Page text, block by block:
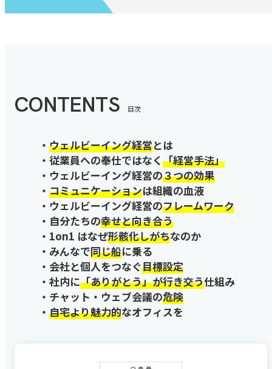
CONTENTS 目次
・ ウェルビーイング経営とは
・従業員への奉仕ではなく「経営手法」
・ウェルビーイング経営の３つの効果
・ コミュニケーションは組織の血液
・ウェルビーイング経営のフレームワーク
・自分たちの幸せと向き合う
・1on1 はなぜ形骸化しがちなのか
・みんなで同じ船に乗る
・会社と個人をつなぐ目標設定
・社内に「ありがとう」が行き交う仕組み
・チャット・ウェブ会議の危険
・ 自宅より魅力的なオフィスを